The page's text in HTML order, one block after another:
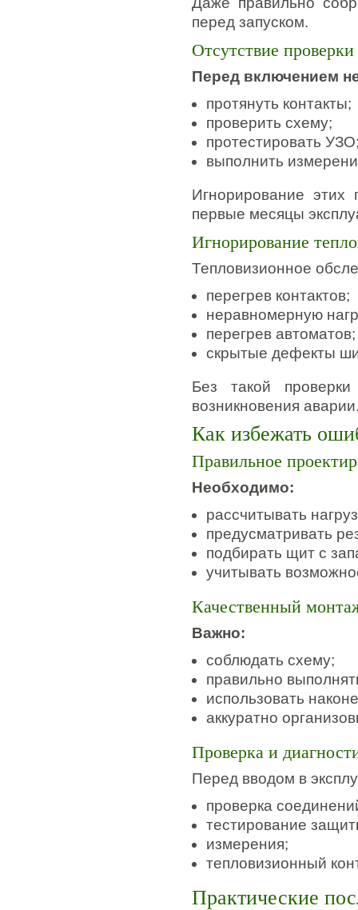
перед запуском.
Отсутствие проверки
Перед включением
протянуть контакты;
проверить схему;
протестировать
выполнить
Игнорирование
первые месяцы
Игнорирование
Тепловизионное
перегрев контактов;
неравномерную
перегрев автоматов;
скрытые дефекты
Без такой
возникновения
Как избежать
Правильное
Необходимо:
рассчитывать
предусматривать
подбирать щит с
учитывать
Качественный
Важно:
соблюдать схему;
правильно
использовать
аккуратно
Проверка и
Перед вводом в
проверка
тестирование
измерения;
тепловизионный
Практические